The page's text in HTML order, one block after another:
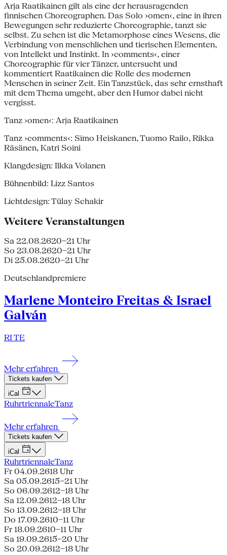
Arja Raatikainen gilt als eine der herausragenden
finnischen Choreographen. Das Solo ›omen‹, eine in ihren
Bewegungen sehr reduzierte Choreographie, tanzt sie
selbst. Zu sehen ist die Metamorphose eines Wesens, die
Verbindung von menschlichen und tierischen Elementen,
von Intellekt und Instinkt. In ›comments‹, einer
Choreographie für vier Tänzer, untersucht und
kommentiert Raatikainen die Rolle des modernen
Menschen in seiner Zeit. Ein Tanzstück, das sehr ernsthaft
mit dem Thema umgeht, aber den Humor dabei nicht
vergisst.
Tanz ›omen‹: Arja Raatikainen
Tanz ›comments‹: Simo Heiskanen, Tuomo Railo, Rikka
Räsänen, Katri Soini
Klangdesign: Ilkka Volanen
Bühnenbild: Lizz Santos
Lichtdesign: Tülay Schakir
Weitere Veranstaltungen
Sa 22.08.2620–21 Uhr
So 23.08.2620–21 Uhr
Di 25.08.2620–21 Uhr
Deutschlandpremiere
Marlene Monteiro Freitas & Israel
Galván
RI TE
Mehr erfahren
Tickets kaufen
iCal
RuhrtriennaleTanz
Mehr erfahren
Tickets kaufen
iCal
RuhrtriennaleTanz
Fr 04.09.2618 Uhr
Sa 05.09.2615–21 Uhr
So 06.09.2612–18 Uhr
Sa 12.09.2612–18 Uhr
So 13.09.2612–18 Uhr
Do 17.09.2610–11 Uhr
Fr 18.09.2610–11 Uhr
Sa 19.09.2615–20 Uhr
So 20.09.2612–18 Uhr